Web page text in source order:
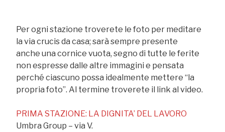
Per ogni stazione troverete le foto per meditare
la via crucis da casa; sarà sempre presente
anche una cornice vuota, segno di tutte le ferite
non espresse dalle altre immagini e pensata
perché ciascuno possa idealmente mettere “la
propria foto”. Al termine troverete il link al video.
PRIMA STAZIONE: LA DIGNITA’ DEL LAVORO
Umbra Group – via V.